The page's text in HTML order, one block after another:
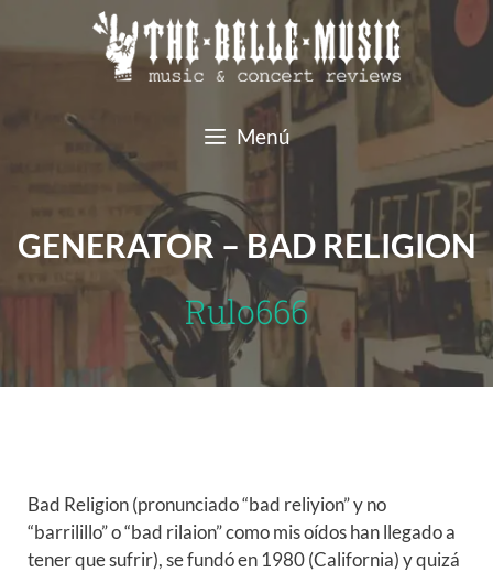
Menú
GENERATOR – BAD RELIGION
Rulo666
Bad Religion (pronunciado “bad reliyion” y no
“barrilillo” o “bad rilaion” como mis oídos han llegado a
tener que sufrir), se fundó en 1980 (California) y quizá